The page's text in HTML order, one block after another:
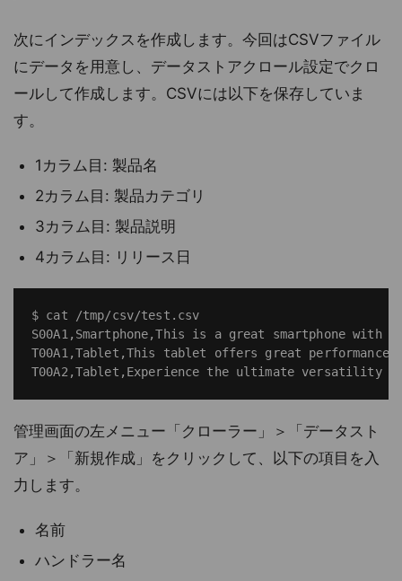
次にインデックスを作成します。今回はCSVファイル
にデータを用意し、データストアクロール設定でクロ
ールして作成します。CSVには以下を保存していま
す。
1カラム目: 製品名
2カラム目: 製品カテゴリ
3カラム目: 製品説明
4カラム目: リリース日
$ cat /tmp/csv/test.csv
S00A1,Smartphone,This is a great smartphone with
T00A1,Tablet,This tablet offers great performance
管理画面の左メニュー「クローラー」＞「データスト
ア」＞「新規作成」をクリックして、以下の項目を入
力します。
名前
ハンドラー名